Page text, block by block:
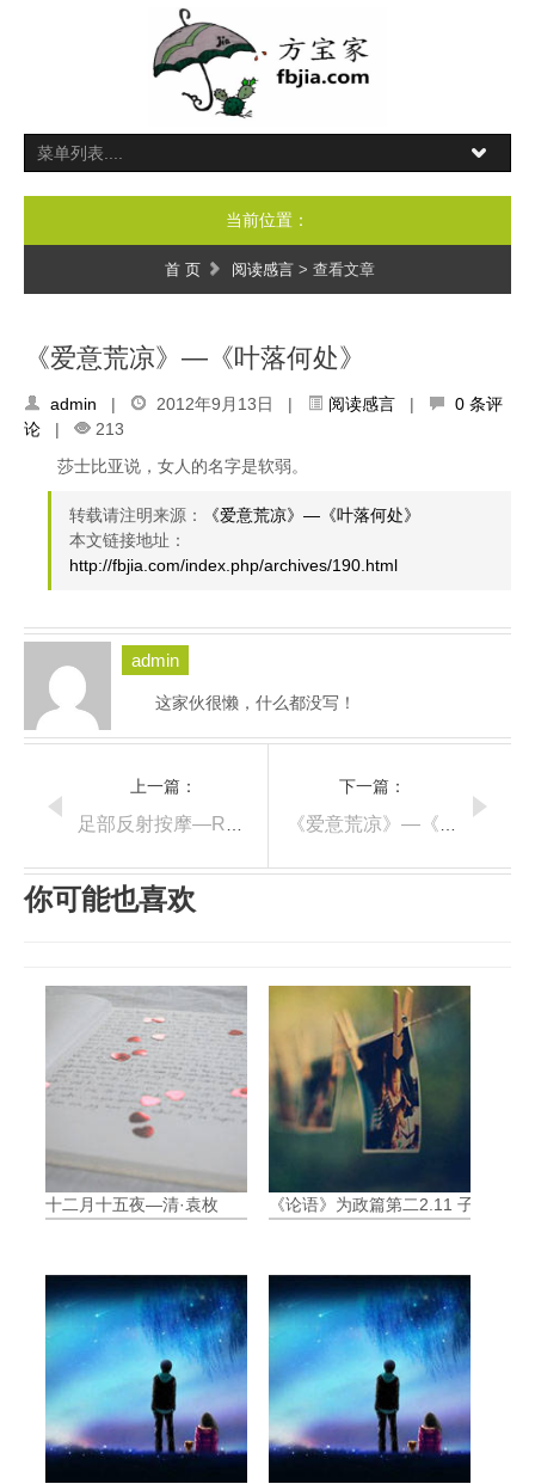
当前位置：
首 页 阅读感言> 查看文章
《爱意荒凉》—《叶落何处》
admin | 2012年9月13日 | 阅读感言 |
0 条评
论 |
213
莎士比亚说，女人的名字是软弱。
转载请注明来源：
《爱意荒凉》—《叶落何处》
本文链接地址：
http://fbjia.com/index.php/archives/190.html
admin
这家伙很懒，什么都没写！
上一篇：
下一篇：
你可能也喜欢
十二月十五夜—清·袁枚 《论语》为政篇第二2.11 子曰:“温